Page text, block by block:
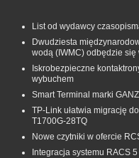
List od wydawcy
Dwudziesta
wodą (IWMC) odbędzie się
Iskrobezpieczne
wybuchem
Smart Terminal marki
TP-Link ułatwia migrację
T1700G‑28TQ
Nowe czytniki w ofercie
Integracja systemu RACS